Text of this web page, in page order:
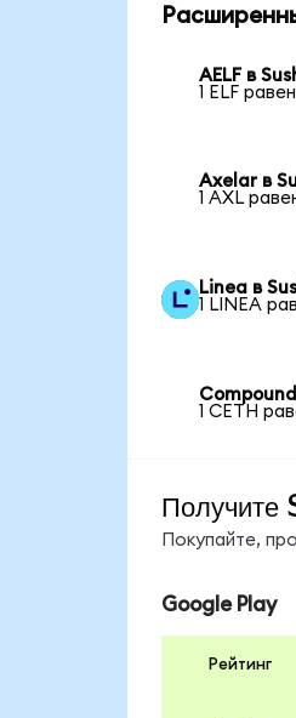
AELF в
1 ELF
Axelar в
1 AXL
Linea в
1 LINEA
1 CETH
Получите
Покупайте,
Google Play
Рейтинг